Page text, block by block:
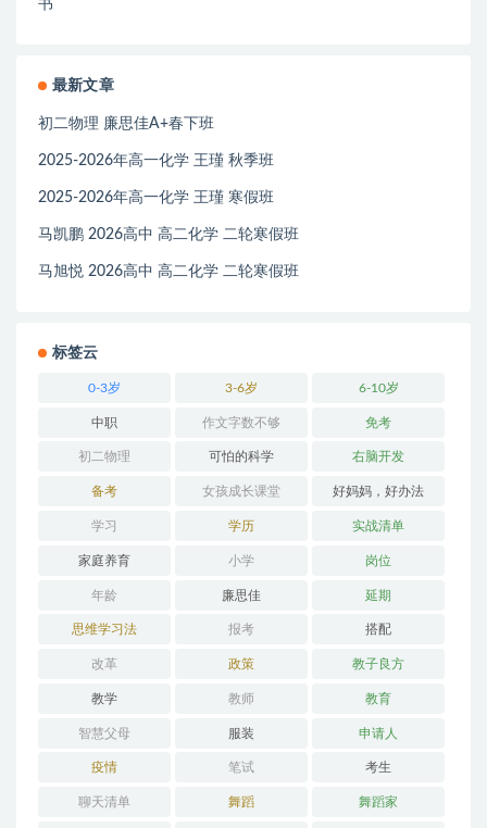
书
最新文章
初二物理 廉思佳A+春下班
2025-2026年高一化学 王瑾 秋季班
2025-2026年高一化学 王瑾 寒假班
马凯鹏 2026高中 高二化学 二轮寒假班
马旭悦 2026高中 高二化学 二轮寒假班
标签云
0-3岁 3-6岁 6-10岁
中职 作文字数不够 免考
初二物理 可怕的科学 右脑开发
备考 女孩成长课堂 好妈妈，好办法
学习 学历 实战清单
家庭养育 小学 岗位
年龄 廉思佳 延期
思维学习法 报考 搭配
改革 政策 教子良方
教学 教师 教育
智慧父母 服装 申请人
疫情 笔试 考生
聊天清单 舞蹈 舞蹈家